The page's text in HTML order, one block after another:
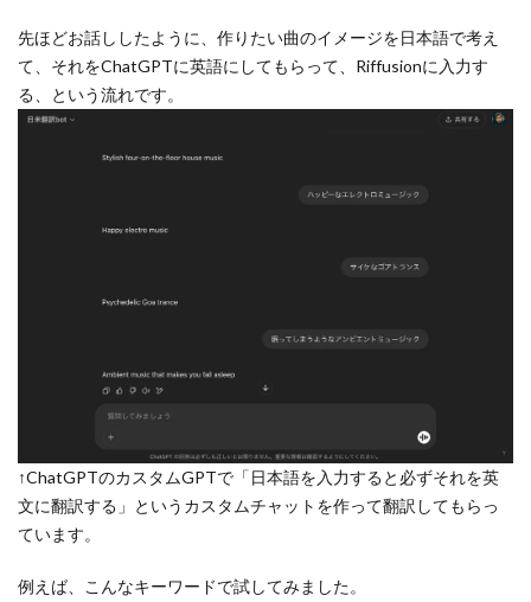
先ほどお話ししたように、作りたい曲のイメージを日本語で考え
て、それをChatGPTに英語にしてもらって、Riffusionに入力す
る、という流れです。
↑ChatGPTのカスタムGPTで「日本語を入力すると必ずそれを英
文に翻訳する」というカスタムチャットを作って翻訳してもらっ
ています。
例えば、こんなキーワードで試してみました。